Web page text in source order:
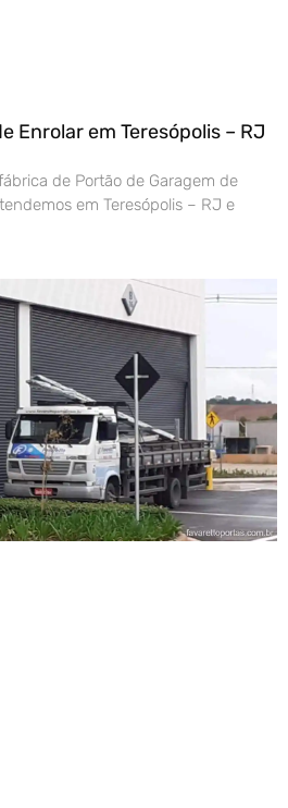
Enrolar em Teresópolis – RJ
de Portão de Garagem de
em Teresópolis – RJ e